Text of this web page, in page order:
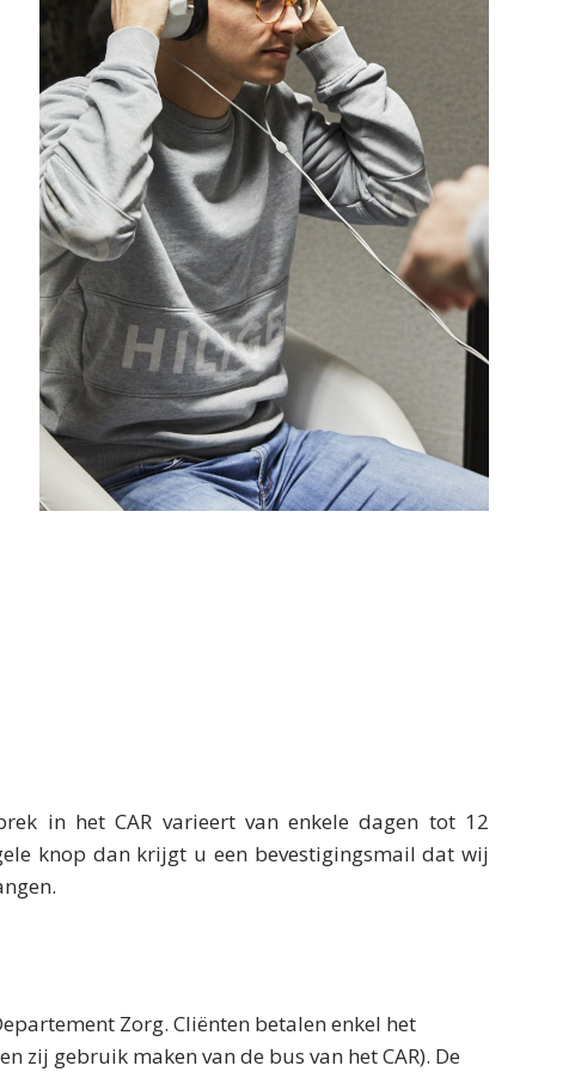
in het CAR varieert van enkele dagen tot 12
knop dan krijgt u een bevestigingsmail dat wij
Zorg. Cliënten betalen enkel het
zij gebruik maken van de bus van het CAR). De